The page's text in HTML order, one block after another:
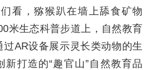
看，猕猴趴在墙上舔食矿物
米生态科普步道上，自然教育
过AR设备展示灵长类动物的生
新打造的“趣官山”自然教育品